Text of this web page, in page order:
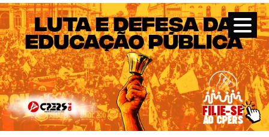
CPERS – Sindicato
CPERS – Sindicato dos Professores e Funcionários de escola
do Estado do Rio Grande do Sul